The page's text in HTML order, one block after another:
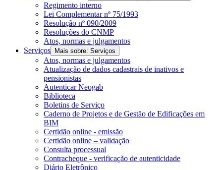
Regimento interno
Lei Complementar nº 75/1993
Resolução nº 090/2009
Resoluções do CNMP
Atos, normas e julgamentos
Serviços
Mais sobre: Serviços
Atos, normas e julgamentos
Atualização de dados cadastrais de inativos e
pensionistas
Autenticar Neogab
Biblioteca
Boletins de Serviço
Caderno de Projetos e de Gestão de Edificações em
BIM
Certidão online - emissão
Certidão online – validação
Consulta processual
Contracheque - verificação de autenticidade
Diário Eletrônico